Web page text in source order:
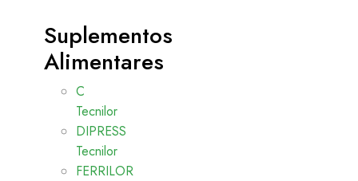
Suplementos
Alimentares
C
Tecnilor
DIPRESS
Tecnilor
FERRILOR